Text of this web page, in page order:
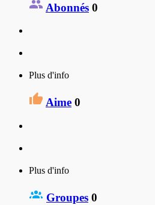
Abonnés 0
Plus d'info
Aime 0
Plus d'info
Groupes 0